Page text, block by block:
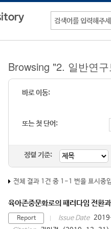
Browsing "2. 일반연
바로 이동:
또는 첫 단어:
정렬 기준:
전체 결과 1건 중 1-1 번을 표시중
육아존중문화로의 패러다임 전환
Report Issue Date